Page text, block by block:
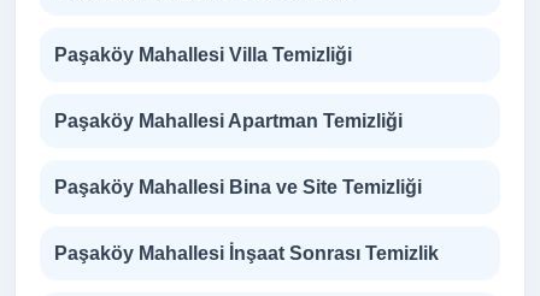
Paşaköy Mahallesi Villa Temizliği
Paşaköy Mahallesi Apartman Temizliği
Paşaköy Mahallesi Bina ve Site Temizliği
Paşaköy Mahallesi İnşaat Sonrası Temizlik